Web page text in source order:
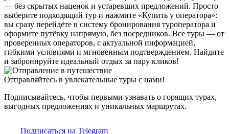
— без скрытых наценок и устаревших предложений. Просто
выберите подходящий тур и нажмите «Купить у оператора»:
вы сразу перейдёте в систему бронирования туроператора и
оформите путёвку напрямую, без посредников. Все туры — от
проверенных операторов, с актуальной информацией,
гибкими условиями и мгновенным подтверждением. Найдите
и забронируйте идеальный отдых за пару кликов!
Отправляйтесь в увлекательные туры с нами!
Подписывайтесь, чтобы первыми узнавать о горящих турах,
выгодных предложениях и уникальных маршрутах.
Подписаться на Telegram